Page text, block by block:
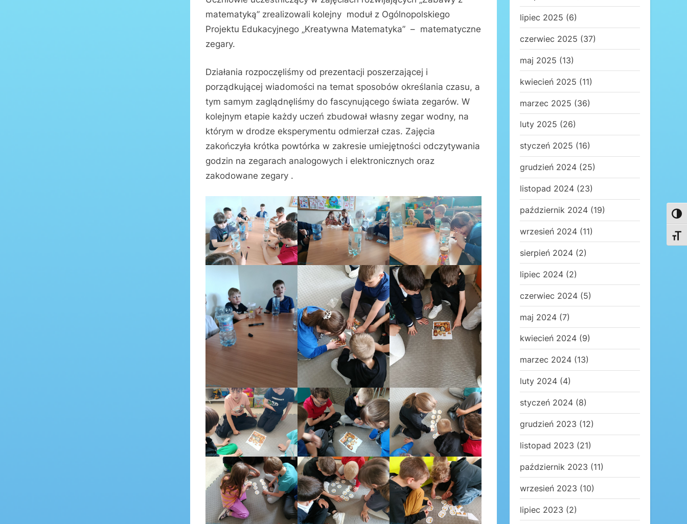
matematyką” zrealizowali kolejny moduł z Ogólnopolskiego
Projektu Edukacyjnego „Kreatywna Matematyka” – matematyczne
zegary.
Działania rozpoczęliśmy od prezentacji poszerzającej i
porządkującej wiadomości na temat sposobów określania czasu, a
tym samym zaglądnęliśmy do fascynującego świata zegarów. W
kolejnym etapie każdy uczeń zbudował własny zegar wodny, na
którym w drodze eksperymentu odmierzał czas. Zajęcia
zakończyła krótka powtórka w zakresie umiejętności odczytywania
godzin na zegarach analogowych i elektronicznych oraz
zakodowane zegary .
lipiec 2025 (6)
czerwiec 2025 (37)
maj 2025 (13)
kwiecień 2025 (11)
marzec 2025 (36)
luty 2025 (26)
styczeń 2025 (16)
grudzień 2024 (25)
listopad 2024 (23)
październik 2024 (19)
wrzesień 2024 (11)
sierpień 2024 (2)
lipiec 2024 (2)
czerwiec 2024 (5)
maj 2024 (7)
kwiecień 2024 (9)
marzec 2024 (13)
luty 2024 (4)
styczeń 2024 (8)
grudzień 2023 (12)
listopad 2023 (21)
październik 2023 (11)
wrzesień 2023 (10)
lipiec 2023 (2)